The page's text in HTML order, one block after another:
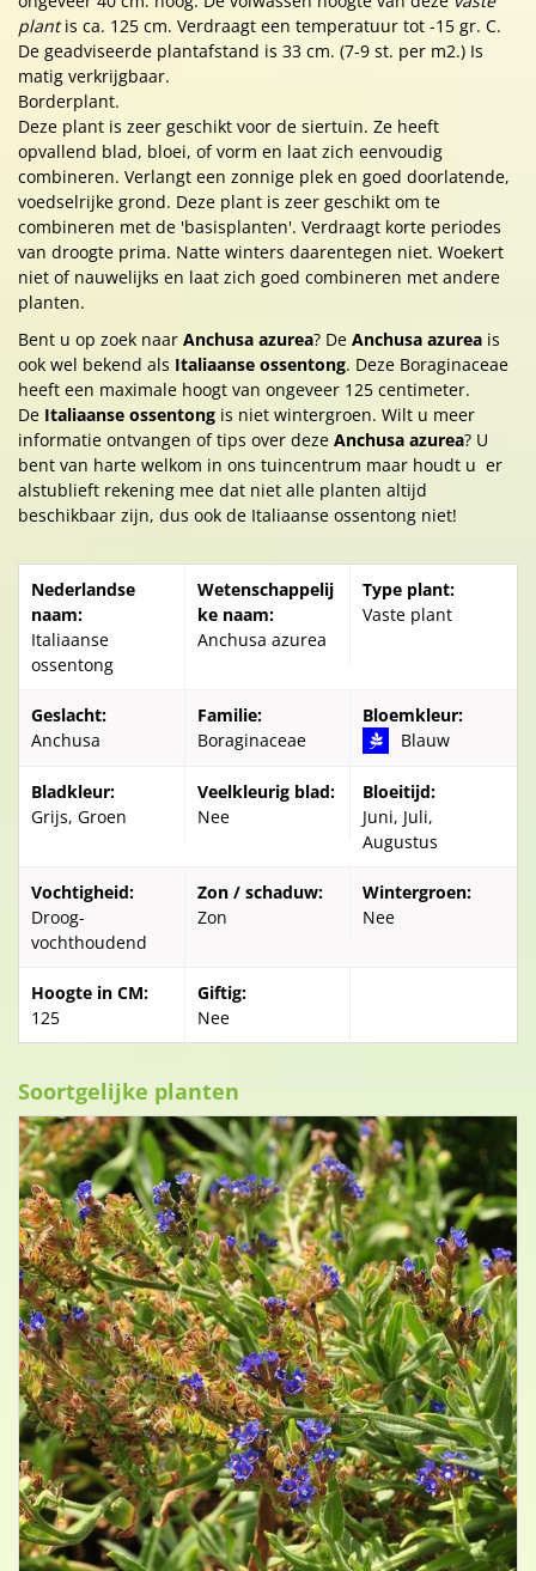
plantis ca. 125 cm. Verdraagt een temperatuur tot -15 gr. C.
De geadviseerde plantafstand is 33 cm. (7-9 st. per m2.) Is
matig verkrijgbaar.
Borderplant.
Deze plant is zeer geschikt voor de siertuin. Ze heeft
opvallend blad, bloei, of vorm en laat zich eenvoudig
combineren. Verlangt een zonnige plek en goed doorlatende,
voedselrijke grond. Deze plant is zeer geschikt om te
combineren met de 'basisplanten'. Verdraagt korte periodes
van droogte prima. Natte winters daarentegen niet. Woekert
niet of nauwelijks en laat zich goed combineren met andere
planten.
Bent u op zoek naar Anchusa azurea? De Anchusa azurea is
ook wel bekend als Italiaanse ossentong. Deze Boraginaceae
heeft een maximale hoogt van ongeveer 125 centimeter.
De Italiaanse ossentong is niet wintergroen. Wilt u meer
informatie ontvangen of tips over deze Anchusa azurea? U
bent van harte welkom in ons tuincentrum maar houdt u er
alstublieft rekening mee dat niet alle planten altijd
beschikbaar zijn, dus ook de Italiaanse ossentong niet!
Nederlandse
naam:
Italiaanse
ossentong
Wetenschappelij
ke naam:
Anchusa azurea
Type plant:
Vaste plant
Geslacht:
Anchusa
Familie:
Boraginaceae
Bloemkleur:
Blauw
Bladkleur:
Grijs, Groen
Veelkleurig blad:
Nee
Bloeitijd:
Juni, Juli,
Augustus
Vochtigheid:
Droog-
vochthoudend
Zon / schaduw:
Zon
Wintergroen:
Nee
Hoogte in CM:
125
Giftig:
Nee
Soortgelijke planten